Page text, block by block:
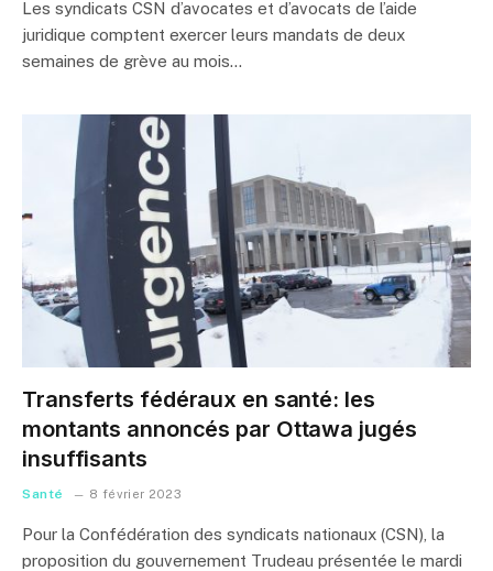
Les syndicats CSN d’avocates et d’avocats de l’aide
juridique comptent exercer leurs mandats de deux
semaines de grève au mois…
Transferts fédéraux en santé: les
montants annoncés par Ottawa jugés
insuffisants
Santé 8 février 2023
Pour la Confédération des syndicats nationaux (CSN), la
proposition du gouvernement Trudeau présentée le mardi